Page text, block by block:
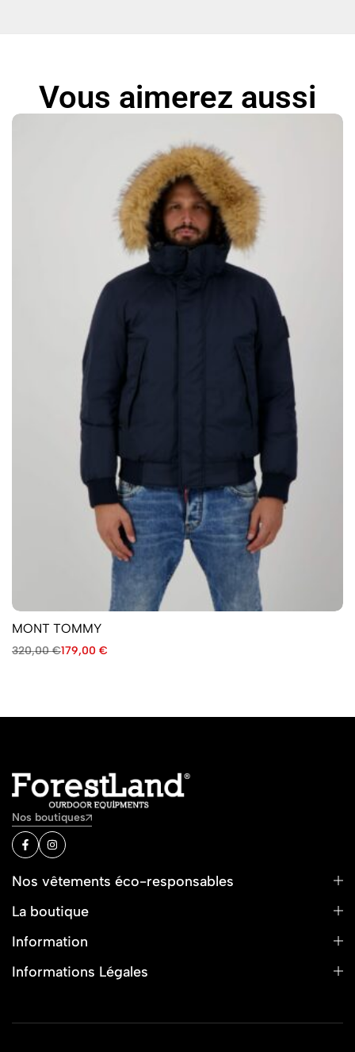
Vous aimerez aussi
MONT TOMMY
320,00€179,00 €
Nos boutiques
Nos vêtements éco-responsables
La boutique
Information
Informations Légales